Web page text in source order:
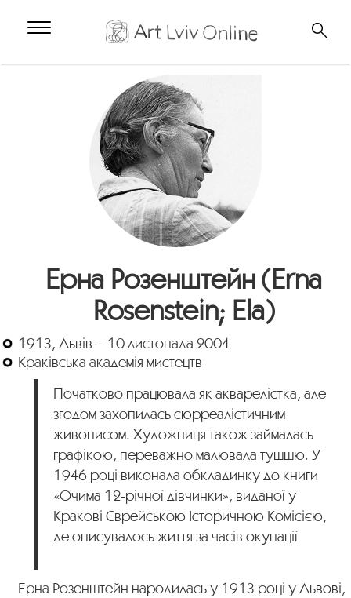
Ерна Розенштейн (Erna
Rosenstein; Ela)
1913, Львів – 10 листопада 2004
Краківська академія мистецтв
Початково працювала як акварелістка, але
згодом захопилась сюрреалістичним
живописом. Художниця також займалась
графікою, переважно малювала тушшю. У
1946 році виконала обкладинку до книги
«Очима 12-річної дівчинки», виданої у
Кракові Єврейською Історичною Комісією,
де описувалось життя за часів окупації
Ерна Розенштейн народилась у 1913 році у Львові,